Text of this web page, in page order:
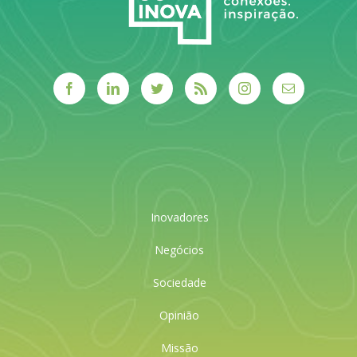
Inovadores
Negócios
Sociedade
Opinião
Missão